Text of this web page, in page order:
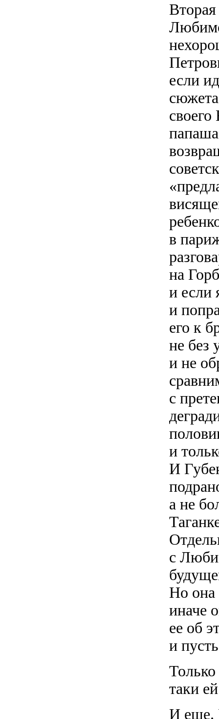
если
в
на
и если
и
его к
не без
и не
с
и
И
а не
с
Но она
иначе
ее об
и
таки
И еще.